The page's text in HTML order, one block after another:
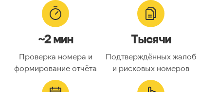
Тип номера:
Оператор связи:
Национальный
9252306991
Код страны:
~2 мин
Проверка номера и
формирование отчёта
Тысячи
Подтверждённых жалоб
и рисковых номеров